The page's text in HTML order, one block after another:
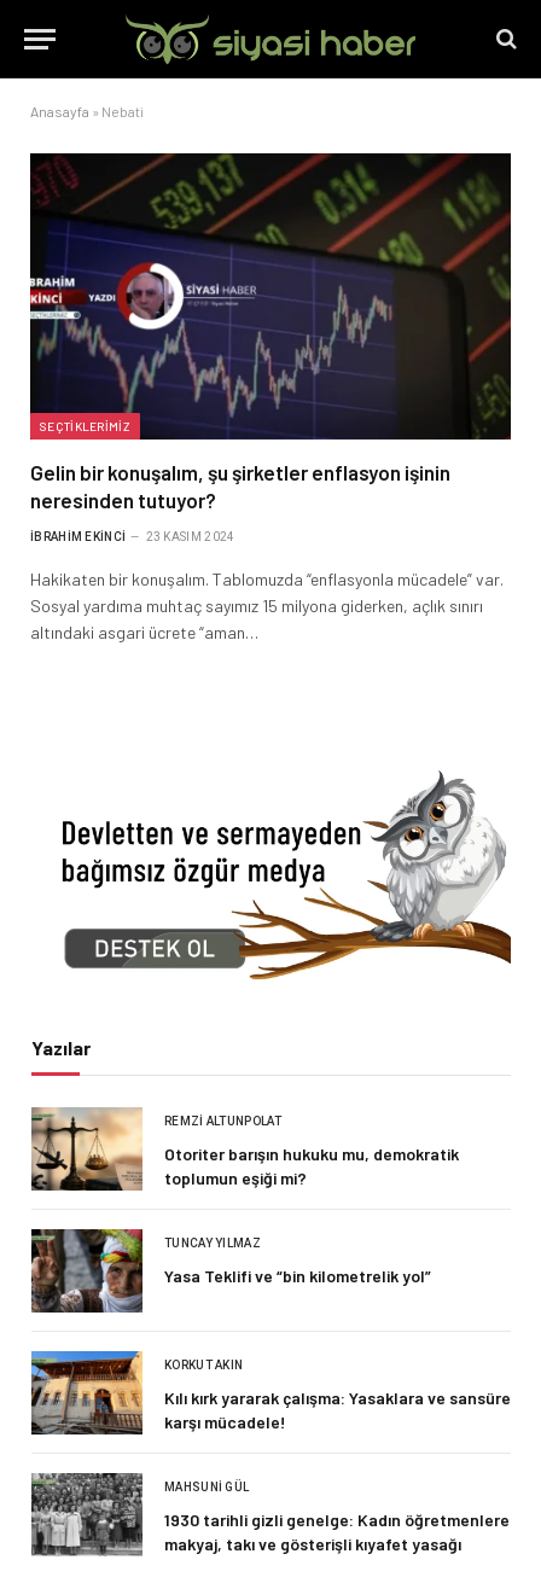
Anasayfa » Nebati
SEÇTIKLERIMIZ
Gelin bir konuşalım, şu şirketler enflasyon işinin
neresinden tutuyor?
İBRAHIM EKINCI 23 KASIM 2024
Hakikaten bir konuşalım. Tablomuzda “enflasyonla mücadele” var.
Sosyal yardıma muhtaç sayımız 15 milyona giderken, açlık sınırı
altındaki asgari ücrete “aman…
Yazılar
REMZI ALTUNPOLAT
Otoriter barışın hukuku mu, demokratik
toplumun eşiği mi?
TUNCAY YILMAZ
Yasa Teklifi ve “bin kilometrelik yol”
KORKUT AKIN
Kılı kırk yararak çalışma: Yasaklara ve sansüre
karşı mücadele!
MAHSUNI GÜL
1930 tarihli gizli genelge: Kadın öğretmenlere
makyaj, takı ve gösterişli kıyafet yasağı